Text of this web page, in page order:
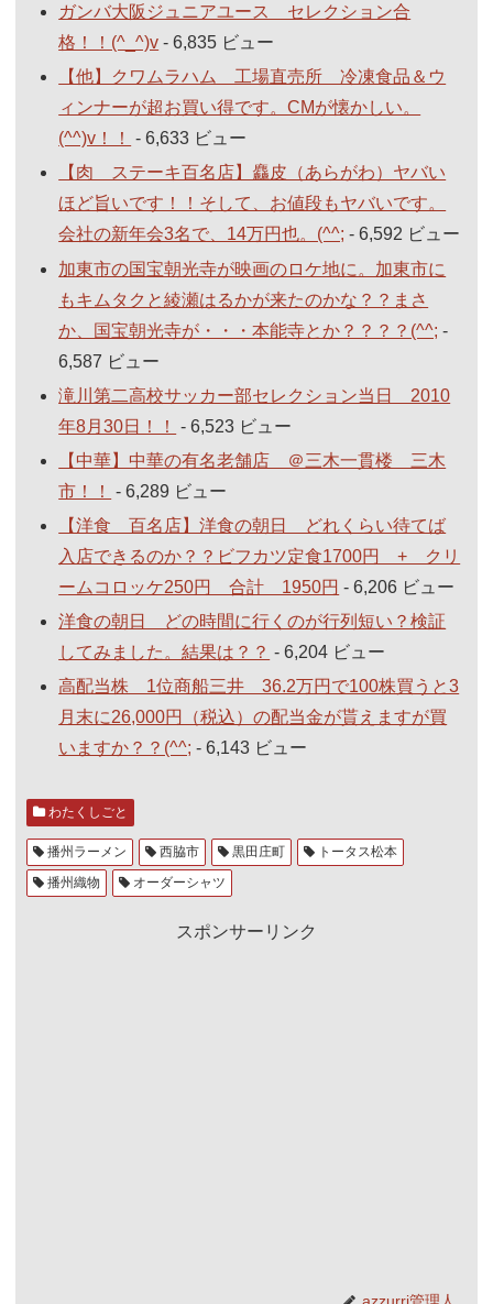
ガンバ大阪ジュニアユース セレクション合
格！！(^_^)v - 6,835 ビュー
【他】クワムラハム 工場直売所 冷凍食品＆ウ
ィンナーが超お買い得です。CMが懐かしい。
(^^)v！！
- 6,633 ビュー
【肉 ステーキ百名店】麤皮（あらがわ）ヤバい
ほど旨いです！！そして、お値段もヤバいです。
会社の新年会3名で、14万円也。(^^; - 6,592 ビュー
加東市の国宝朝光寺が映画のロケ地に。加東市に
もキムタクと綾瀬はるかが来たのかな？？まさ
か、国宝朝光寺が・・・本能寺とか？？？？(^^; -
6,587 ビュー
滝川第二高校サッカー部セレクション当日 2010
年8月30日！！
- 6,523 ビュー
【中華】中華の有名老舗店 ＠三木一貫楼 三木
市！！
- 6,289 ビュー
【洋食 百名店】洋食の朝日 どれくらい待てば
入店できるのか？？ビフカツ定食1700円 + クリ
ームコロッケ250円 合計 1950円 - 6,206 ビュー
洋食の朝日 どの時間に行くのが行列短い？検証
してみました。結果は？？ - 6,204 ビュー
高配当株 1位商船三井 36.2万円で100株買うと3
月末に26,000円（税込）の配当金が貰えますが買
いますか？？(^^; - 6,143 ビュー
わたくしごと
播州ラーメン 西脇市 黒田庄町
トータス松本
播州織物
オーダーシャツ
スポンサーリンク